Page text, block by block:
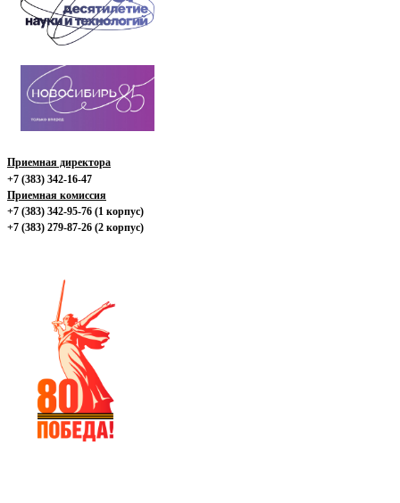
Приемная директора
+7 (383) 342-16-47
Приемная комиссия
+7 (383) 342-95-76 (1 корпус)
+7 (383) 279-87-26 (2 корпус)